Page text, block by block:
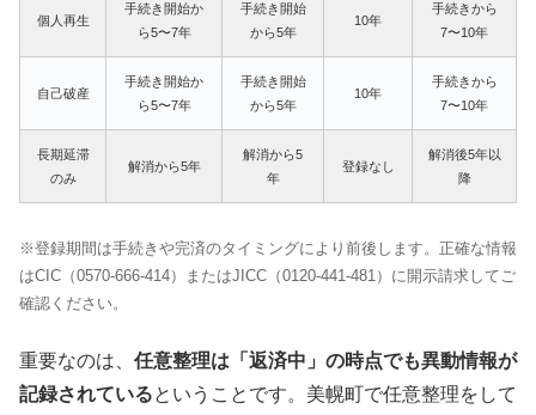
個人再生
手続き開始か
ら5〜7年
手続き開始
から5年
10年
手続きから
7〜10年
自己破産
手続き開始か
ら5〜7年
手続き開始
から5年
10年
手続きから
7〜10年
長期延滞
のみ
解消から5年
解消から5
年
登録なし
解消後5年以
降
※登録期間は手続きや完済のタイミングにより前後します。正確な情報
はCIC（0570-666-414）またはJICC（0120-441-481）に開示請求してご
確認ください。
重要なのは、 任意整理は「返済中」の時点でも異動情報が
記録されているということです。美幌町で任意整理をして